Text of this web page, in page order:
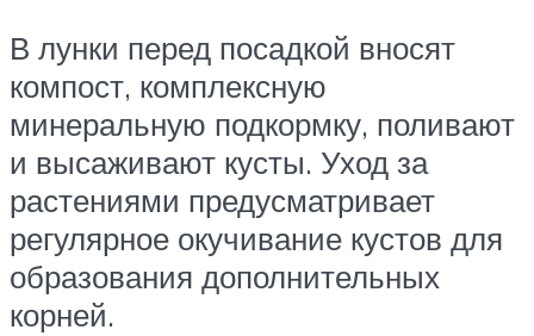
В лунки перед посадкой вносят
компост, комплексную
минеральную подкормку, поливают
и высаживают кусты. Уход за
растениями предусматривает
регулярное окучивание кустов для
образования дополнительных
корней.